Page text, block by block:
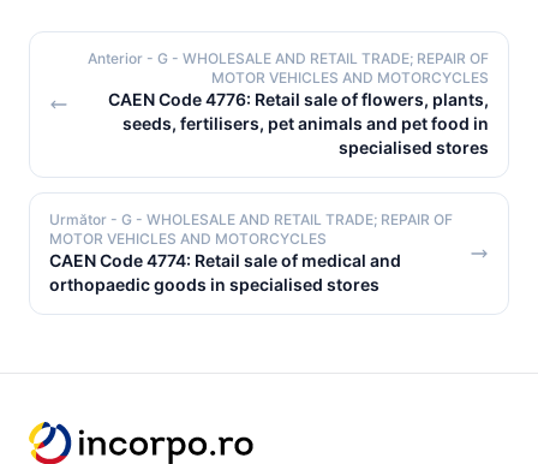
Anterior - G - WHOLESALE AND RETAIL TRADE; REPAIR OF
MOTOR VEHICLES AND MOTORCYCLES
CAEN Code 4776: Retail sale of flowers, plants,
seeds, fertilisers, pet animals and pet food in
specialised stores
Următor - G - WHOLESALE AND RETAIL TRADE; REPAIR OF
MOTOR VEHICLES AND MOTORCYCLES
CAEN Code 4774: Retail sale of medical and
orthopaedic goods in specialised stores